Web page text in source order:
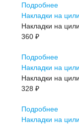
Подробнее
Накладки на
Накладки на
360 ₽
Подробнее
Накладки на
Накладки на
328 ₽
Подробнее
Накладки на